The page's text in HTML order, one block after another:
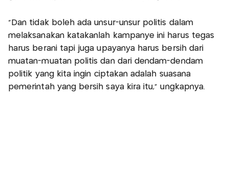
"Dan tidak boleh ada unsur-unsur politis dalam
melaksanakan katakanlah kampanye ini harus tegas
harus berani tapi juga upayanya harus bersih dari
muatan-muatan politis dan dari dendam-dendam
politik yang kita ingin ciptakan adalah suasana
pemerintah yang bersih saya kira itu," ungkapnya.